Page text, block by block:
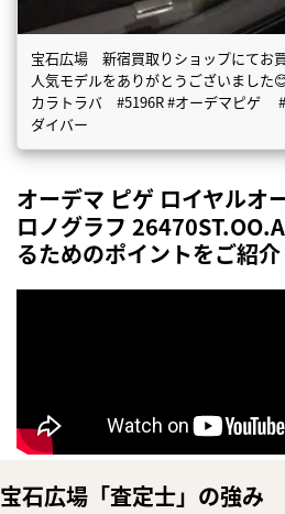
宝石広場 新宿買取りショップにてお
人気モデルをありがとうございまし
カラトラバ #5196R #オーデマピゲ
ダイバー
オーデマ ピゲ ロイヤルオ
ロノグラフ
るためのポイントをご紹介
宝石広場「査定士」の強み